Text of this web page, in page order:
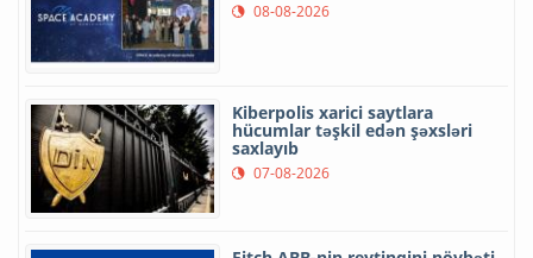
08-08-2026
Kiberpolis xarici saytlara
hücumlar təşkil edən şəxsləri
saxlayıb
07-08-2026